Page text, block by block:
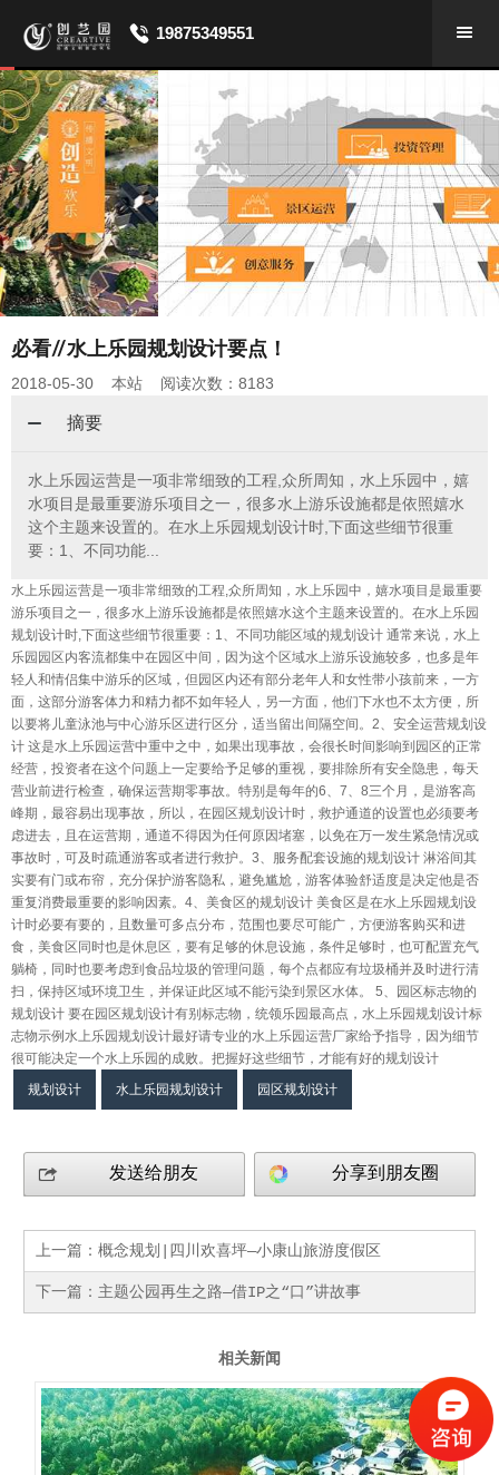
19875349551
必看//水上乐园规划设计要点！
2018-05-30 本站 阅读次数：8183
摘要
水上乐园运营是一项非常细致的工程,众所周知，水上乐园中，嬉
水项目是最重要游乐项目之一，很多水上游乐设施都是依照嬉水
这个主题来设置的。在水上乐园规划设计时,下面这些细节很重
要：1、不同功能...
水上乐园运营是一项非常细致的工程,众所周知，水上乐园中，嬉水项目是最重要
游乐项目之一，很多水上游乐设施都是依照嬉水这个主题来设置的。在水上乐园
规划设计时,下面这些细节很重要：1、不同功能区域的规划设计 通常来说，水上
乐园园区内客流都集中在园区中间，因为这个区域水上游乐设施较多，也多是年
轻人和情侣集中游乐的区域，但园区内还有部分老年人和女性带小孩前来，一方
面，这部分游客体力和精力都不如年轻人，另一方面，他们下水也不太方便，所
以要将儿童泳池与中心游乐区进行区分，适当留出间隔空间。2、安全运营规划设
计 这是水上乐园运营中重中之中，如果出现事故，会很长时间影响到园区的正常
经营，投资者在这个问题上一定要给予足够的重视，要排除所有安全隐患，每天
营业前进行检查，确保运营期零事故。特别是每年的6、7、8三个月，是游客高
峰期，最容易出现事故，所以，在园区规划设计时，救护通道的设置也必须要考
虑进去，且在运营期，通道不得因为任何原因堵塞，以免在万一发生紧急情况或
事故时，可及时疏通游客或者进行救护。3、服务配套设施的规划设计 淋浴间其
实要有门或布帘，充分保护游客隐私，避免尴尬，游客体验舒适度是决定他是否
重复消费最重要的影响因素。4、美食区的规划设计 美食区是在水上乐园规划设
计时必要有要的，且数量可多点分布，范围也要尽可能广，方便游客购买和进
食，美食区同时也是休息区，要有足够的休息设施，条件足够时，也可配置充气
躺椅，同时也要考虑到食品垃圾的管理问题，每个点都应有垃圾桶并及时进行清
扫，保持区域环境卫生，并保证此区域不能污染到景区水体。 5、园区标志物的
规划设计 要在园区规划设计有别标志物，统领乐园最高点，水上乐园规划设计标
志物示例水上乐园规划设计最好请专业的水上乐园运营厂家给予指导，因为细节
很可能决定一个水上乐园的成败。把握好这些细节，才能有好的规划设计
规划设计
水上乐园规划设计 园区规划设计
发送给朋友 分享到朋友圈
上一篇： 概念规划|四川欢喜坪—小康山旅游度假区
下一篇： 主题公园再生之路—借IP之“口”讲故事
相关新闻